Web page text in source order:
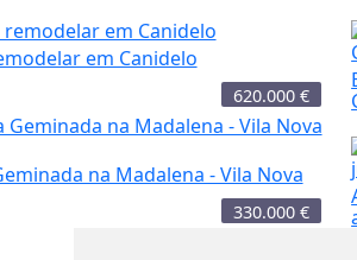
620.000 €
em Canidelo
330.000 €
na Madalena - Vila Nova